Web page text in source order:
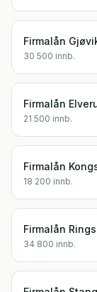
Firmalån
30 500 innb.
Firmalån
21 500 innb.
Firmalån
18 200 innb.
Firmalån
34 800 innb.